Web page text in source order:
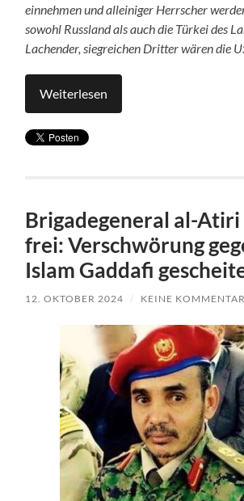
einnehmen und alleiniger Herrscher
sowohl Russland als auch die Türkei des
Lachender, siegreichen Dritter wären die
Weiterlesen
Brigadegeneral al-
frei: Verschwörung
Islam Gaddafi
12. OKTOBER 2024 / KEINE